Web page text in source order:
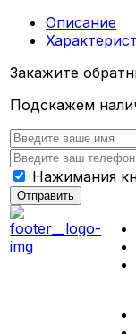
Описание
Закажите
Подскажем
Нажимания
Отправить